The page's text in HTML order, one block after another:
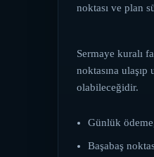
noktası ve plan
Sermaye kuralı
noktasına
olabileceğidir.
Günlük
Başabaş